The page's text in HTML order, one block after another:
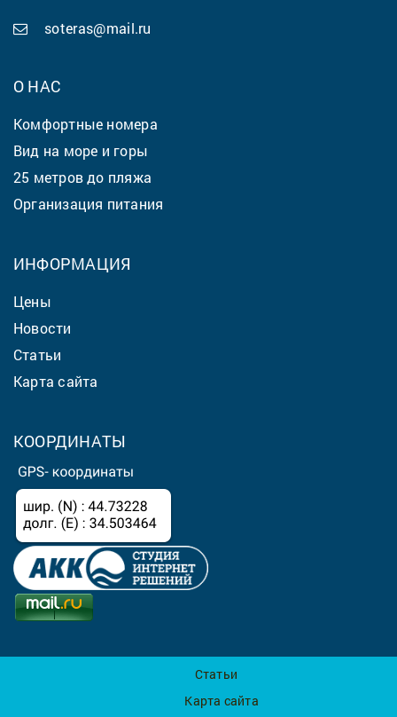
soteras@mail.ru
О НАС
Комфортные номера
Вид на море и горы
25 метров до пляжа
Организация питания
ИНФОРМАЦИЯ
Цены
Новости
Статьи
Карта сайта
КООРДИНАТЫ
Статьи
Карта сайта